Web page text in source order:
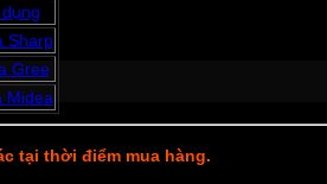
Sharp
Gree
Midea
tại thời điểm mua hàng.